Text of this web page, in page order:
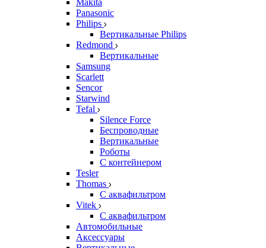
Makita
Panasonic
Philips
Вертикальные Philips
Redmond
Вертикальные
Samsung
Scarlett
Sencor
Starwind
Tefal
Silence Force
Беспроводные
Вертикальные
Роботы
С контейнером
Tesler
Thomas
С аквафильтром
Vitek
С аквафильтром
Автомобильные
Аксессуары